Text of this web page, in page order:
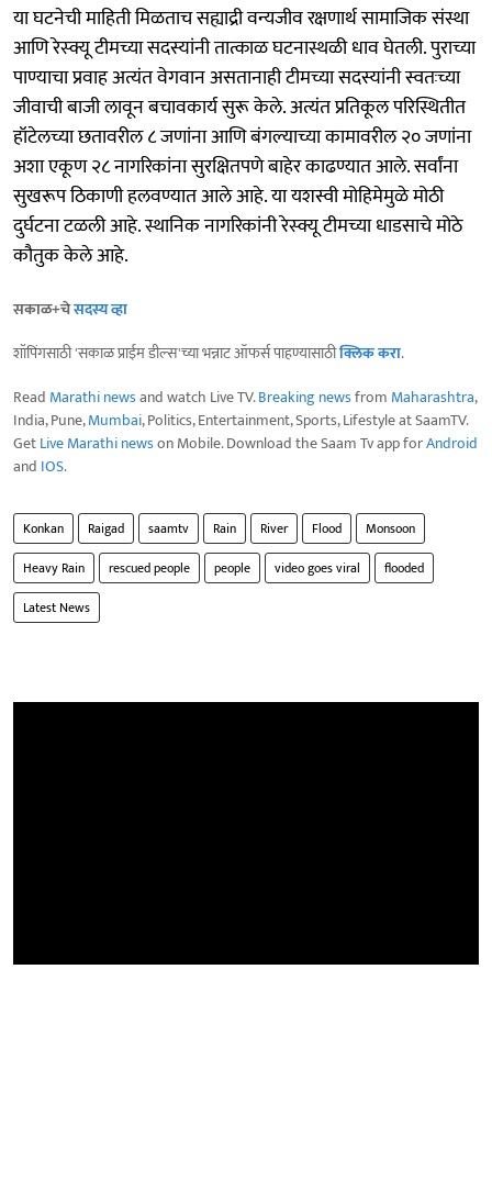
या घटनेची माहिती मिळताच सह्याद्री वन्यजीव रक्षणार्थ सामाजिक संस्था
आणि रेस्क्यू टीमच्या सदस्यांनी तात्काळ घटनास्थळी धाव घेतली. पुराच्या
पाण्याचा प्रवाह अत्यंत वेगवान असतानाही टीमच्या सदस्यांनी स्वतःच्या
जीवाची बाजी लावून बचावकार्य सुरू केले. अत्यंत प्रतिकूल परिस्थितीत
हॉटेलच्या छतावरील ८ जणांना आणि बंगल्याच्या कामावरील २० जणांना
अशा एकूण २८ नागरिकांना सुरक्षितपणे बाहेर काढण्यात आले. सर्वांना
सुखरूप ठिकाणी हलवण्यात आले आहे. या यशस्वी मोहिमेमुळे मोठी
दुर्घटना टळली आहे. स्थानिक नागरिकांनी रेस्क्यू टीमच्या धाडसाचे मोठे
कौतुक केले आहे.
सकाळ+चेसदस्य व्हा
शॉपिंगसाठी 'सकाळ प्राईम डील्स'च्या भन्नाट ऑफर्स पाहण्यासाठीक्लिक करा.
Read Marathi newsand watch Live TV.Breaking newsfrom Maharashtra,
India, Pune,Mumbai, Politics, Entertainment, Sports, Lifestyle at SaamTV.
GetLive Marathi newson Mobile. Download the Saam Tv app forAndroid
and IOS.
Konkan Raigad saamtv Rain River Flood
Monsoon
Heavy Rain
rescued people people video goes viral
flooded
Latest News